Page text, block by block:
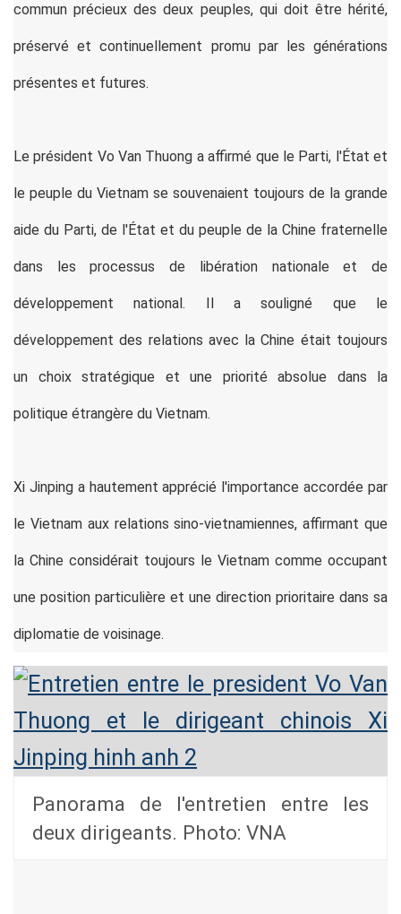
commun précieux des deux peuples, qui doit être hérité,
préservé et continuellement promu par les générations
présentes et futures.
Le président Vo Van Thuong a affirmé que le Parti, l'État et
le peuple du Vietnam se souvenaient toujours de la grande
aide du Parti, de l'État et du peuple de la Chine fraternelle
dans les processus de libération nationale et de
développement national. Il a souligné que le
développement des relations avec la Chine était toujours
un choix stratégique et une priorité absolue dans la
politique étrangère du Vietnam.
Xi Jinping a hautement apprécié l'importance accordée par
le Vietnam aux relations sino-vietnamiennes, affirmant que
la Chine considérait toujours le Vietnam comme occupant
une position particulière et une direction prioritaire dans sa
diplomatie de voisinage.
Panorama de l'entretien entre les
deux dirigeants. Photo: VNA